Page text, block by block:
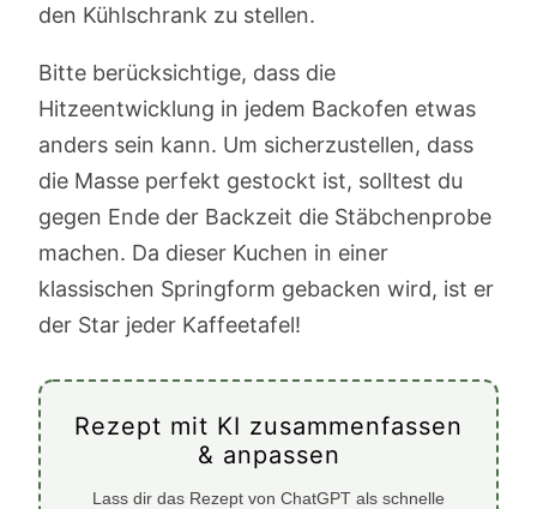
den Kühlschrank zu stellen.
Bitte berücksichtige, dass die
Hitzeentwicklung in jedem Backofen etwas
anders sein kann. Um sicherzustellen, dass
die Masse perfekt gestockt ist, solltest du
gegen Ende der Backzeit die Stäbchenprobe
machen. Da dieser Kuchen in einer
klassischen Springform gebacken wird, ist er
der Star jeder Kaffeetafel!
Rezept mit KI zusammenfassen
& anpassen
Lass dir das Rezept von ChatGPT als schnelle